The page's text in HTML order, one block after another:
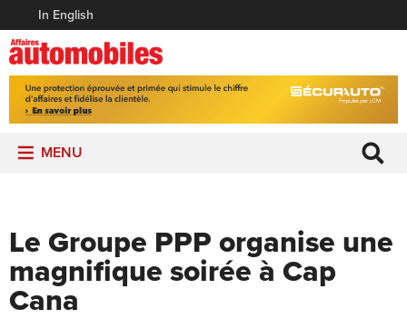
In English
MENU
Le Groupe PPP organise une
magnifique soirée à Cap
Cana